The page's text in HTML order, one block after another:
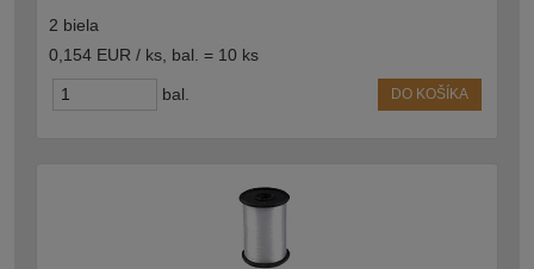
2 biela
0,154 EUR / ks bal. = 10 ks
bal. DO KOŠÍKA